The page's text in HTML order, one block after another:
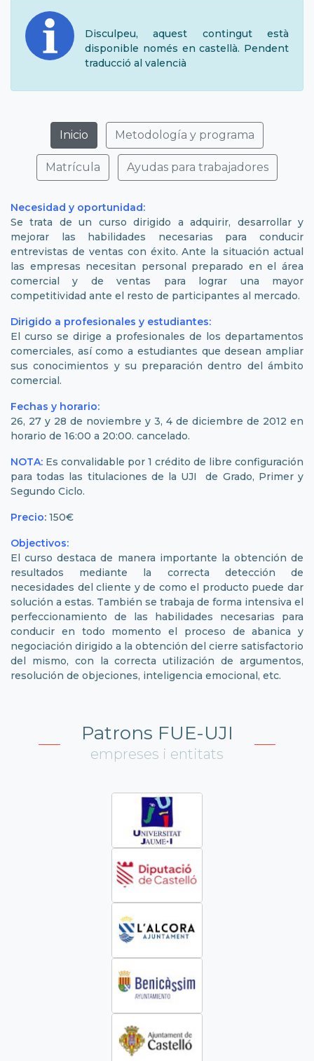
Disculpeu, aquest contingut està
disponible només en castellà. Pendent
traducció al valencià
Inicio Metodología y programa
Matrícula Ayudas para trabajadores
Necesidad y oportunidad:
Se trata de un curso dirigido a adquirir, desarrollar y
mejorar las habilidades necesarias para conducir
entrevistas de ventas con éxito. Ante la situación actual
las empresas necesitan personal preparado en el área
comercial y de ventas para lograr una mayor
competitividad ante el resto de participantes al mercado.
Dirigido a profesionales y estudiantes:
El curso se dirige a profesionales de los departamentos
comerciales, así como a estudiantes que desean ampliar
sus conocimientos y su preparación dentro del ámbito
comercial.
Fechas y horario:
26, 27 y 28 de noviembre y 3, 4 de diciembre de 2012 en
horario de 16:00 a 20:00. cancelado.
NOTA: Es convalidable por 1 crédito de libre configuración
para todas las titulaciones de la UJI de Grado, Primer y
Segundo Ciclo.
Precio: 150€
Objectivos:
El curso destaca de manera importante la obtención de
resultados mediante la correcta detección de
necesidades del cliente y de como el producto puede dar
solución a estas. También se trabaja de forma intensiva el
perfeccionamiento de las habilidades necesarias para
conducir en todo momento el proceso de abanica y
negociación dirigido a la obtención del cierre satisfactorio
del mismo, con la correcta utilización de argumentos,
resolución de objeciones, inteligencia emocional, etc.
Patrons FUE-UJI
empreses i entitats